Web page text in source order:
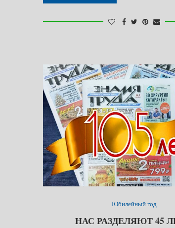
Юбилейный год
НАС РАЗДЕЛЯЮТ 45